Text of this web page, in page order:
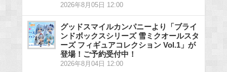
2026年8月05日 12:00
グッドスマイルカンパニーより「ブライ
ンドボックスシリーズ 雪ミクオールスタ
ーズ フィギュアコレクション Vol.1」が
登場！ご予約受付中！
2026年8月04日 12:00